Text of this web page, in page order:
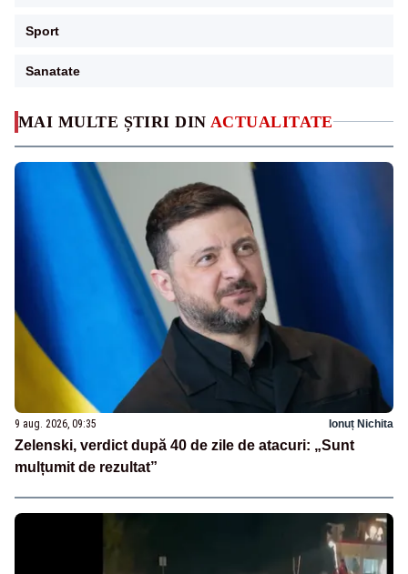
MAI MULTE ȘTIRI DIN ACTUALITATE
9 aug. 2026, 09:35 Ionuț Nichita
Zelenski, verdict după 40 de zile de atacuri: „Sunt
mulțumit de rezultat”
Sport
Sanatate